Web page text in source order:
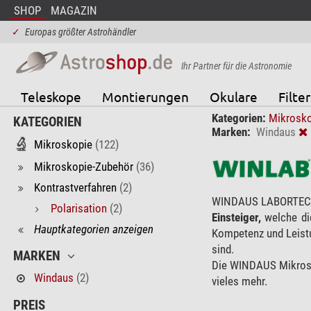
SHOP MAGAZIN
✓ Europas größter Astrohändler
Ihr Partner für die Astronomie
Teleskope Montierungen Okulare Filter
KATEGORIEN
Mikroskopie (122)
Mikroskopie-Zubehör (36)
Kontrastverfahren (2)
Polarisation (2)
Hauptkategorien anzeigen
MARKEN
Windaus (2)
PREIS
Kategorien:
Marken: Windaus
WINDAUS
Einsteiger,welche
Kompetenz und
sind.
Die WINDAUS
vieles mehr.